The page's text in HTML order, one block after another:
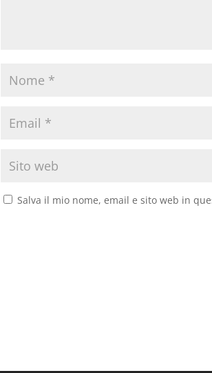
Salva il mio nome, email e sito web in